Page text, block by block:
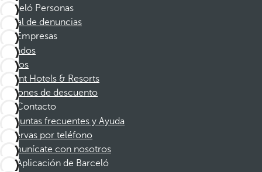
Barceló Personas
Canal de denuncias
Empresas
Afiliados
Socios
Dorint Hotels & Resorts
Cupones de descuento
Contacto
Preguntas frecuentes y Ayuda
Reservas por teléfono
Comunícate con nosotros
Aplicación de Barceló